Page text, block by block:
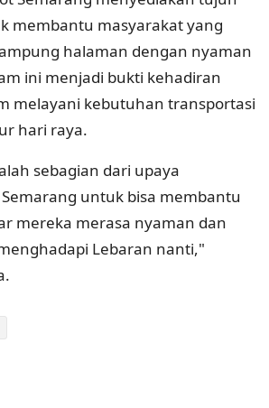
membantu masyarakat yang
halaman dengan nyaman
ini menjadi bukti kehadiran
melayani kebutuhan transportasi
hari raya.
sebagian dari upaya
untuk bisa membantu
mereka merasa nyaman dan
Lebaran nanti,"